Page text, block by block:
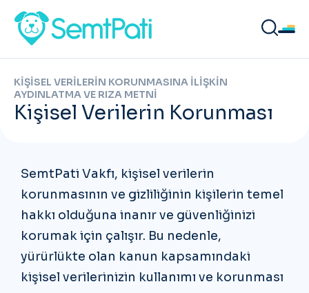
KİŞİSEL VERİLERİN KORUNMASINA İLİŞKİN
AYDINLATMA VE RIZA METNİ
Kişisel Verilerin Korunması
SemtPati Vakfı, kişisel verilerin
korunmasının ve gizliliğinin kişilerin temel
hakkı olduğuna inanır ve güvenliğinizi
korumak için çalışır. Bu nedenle,
yürürlükte olan kanun kapsamındaki
kişisel verilerinizin kullanımı ve korunması